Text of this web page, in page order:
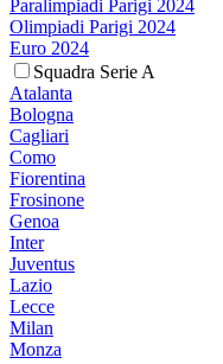
Paralimpiadi Parigi 2024
Olimpiadi Parigi 2024
Euro 2024
Squadra Serie A
Atalanta
Bologna
Cagliari
Como
Fiorentina
Frosinone
Genoa
Inter
Juventus
Lazio
Lecce
Milan
Monza